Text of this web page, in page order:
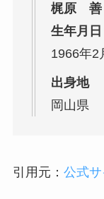
梶原 善
生年月日
1966年2
出身地
岡山県
引用元： 公式サ